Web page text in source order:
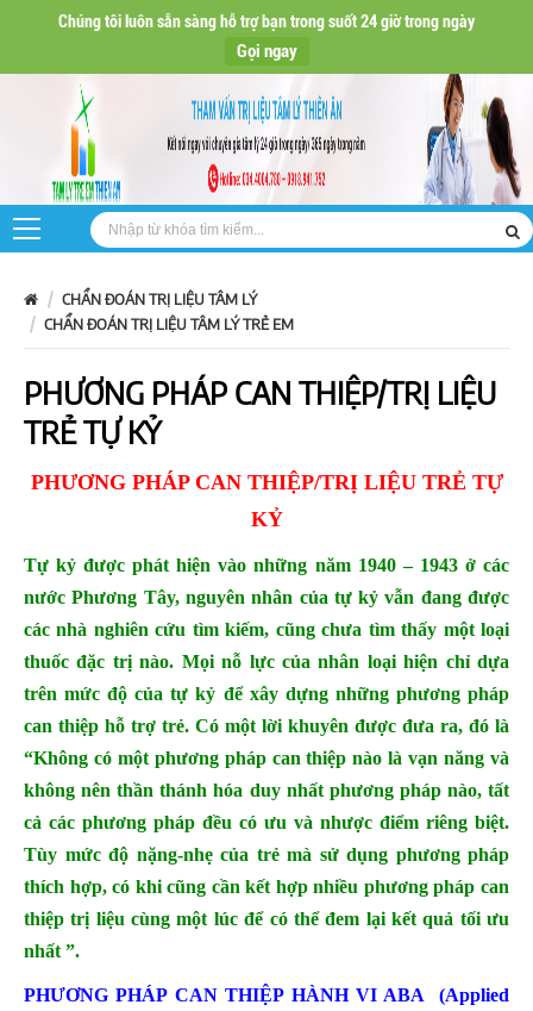
Chúng tôi luôn sẵn sàng hỗ trợ bạn trong suốt 24 giờ trong ngày
Gọi ngay
CHẨN ĐOÁN TRỊ LIỆU TÂM LÝ
CHẨN ĐOÁN TRỊ LIỆU TÂM LÝ TRẺ EM
PHƯƠNG PHÁP CAN THIỆP/TRỊ LIỆU
TRẺ TỰ KỶ
PHƯƠNG PHÁP CAN THIỆP/TRỊ LIỆU TRẺ TỰ
KỶ
Tự kỷ được phát hiện vào những năm 1940 – 1943 ở các
nước Phương Tây, nguyên nhân của tự kỷ vẫn đang được
các nhà nghiên cứu tìm kiếm, cũng chưa tìm thấy một loại
thuốc đặc trị nào. Mọi nỗ lực của nhân loại hiện chỉ dựa
trên mức độ của tự kỷ để xây dựng những phương pháp
can thiệp hỗ trợ trẻ. Có một lời khuyên được đưa ra, đó là
“Không có một phương pháp can thiệp nào là vạn năng và
không nên thần thánh hóa duy nhất phương pháp nào, tất
cả các phương pháp đều có ưu và nhược điểm riêng biệt.
Tùy mức độ nặng-nhẹ của trẻ mà sử dụng phương pháp
thích hợp, có khi cũng cần kết hợp nhiều phương pháp can
thiệp trị liệu cùng một lúc để có thể đem lại kết quả tối ưu
nhất ”.
PHƯƠNG PHÁP CAN THIỆP HÀNH VI ABA (Applied